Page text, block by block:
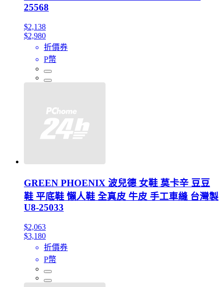
25568
$2,138
$2,980
折價券
P幣
GREEN PHOENIX 波兒德 女鞋 莫卡辛 豆豆
鞋 平底鞋 懶人鞋 全真皮 牛皮 手工車縫 台灣製
U8-25033
$2,063
$3,180
折價券
P幣